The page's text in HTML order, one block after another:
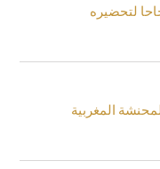
لتحضيره
المغربية